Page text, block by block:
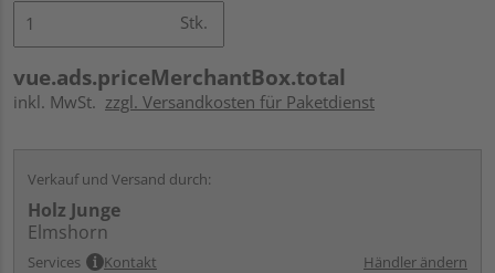
Stk.
vue.ads.priceMerchantBox.total
inkl. MwSt. zzgl. Versandkosten für Paketdienst
Verkauf und Versand durch:
Holz Junge
Elmshorn
Services Kontakt Händler ändern